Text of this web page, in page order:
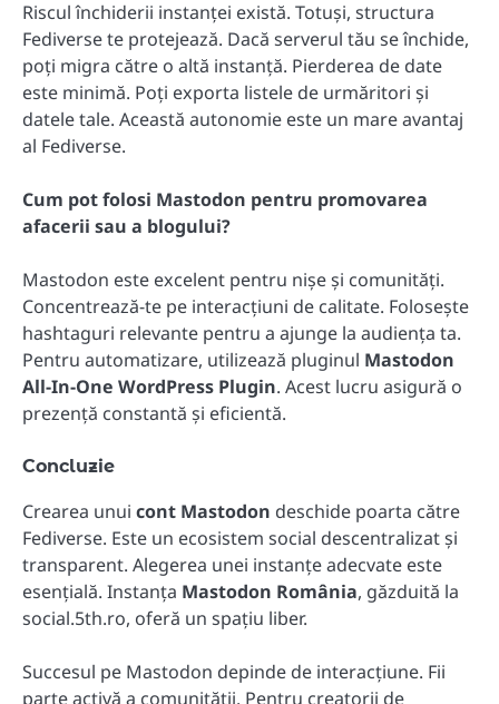
Riscul închiderii instanței există. Totuși, structura
Fediverse te protejează. Dacă serverul tău se închide,
poți migra către o altă instanță. Pierderea de date
este minimă. Poți exporta listele de urmăritori și
datele tale. Această autonomie este un mare avantaj
al Fediverse.
Cum pot folosi Mastodon pentru promovarea
afacerii sau a blogului?
Mastodon este excelent pentru nișe și comunități.
Concentrează-te pe interacțiuni de calitate. Folosește
hashtaguri relevante pentru a ajunge la audiența ta.
Pentru automatizare, utilizează pluginul Mastodon
All-In-One WordPress Plugin. Acest lucru asigură o
prezență constantă și eficientă.
Concluzie
Crearea unui cont Mastodon deschide poarta către
Fediverse. Este un ecosistem social descentralizat și
transparent. Alegerea unei instanțe adecvate este
esențială. Instanța Mastodon România, găzduită la
social.5th.ro, oferă un spațiu liber.
Succesul pe Mastodon depinde de interacțiune. Fii
parte activă a comunității. Pentru creatorii de